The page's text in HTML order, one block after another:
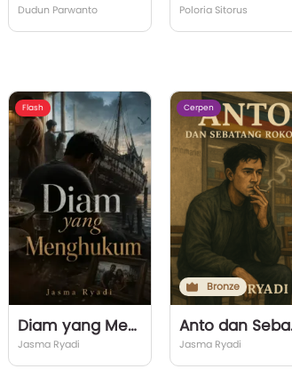
Dudun Parwanto Poloria Sitorus
Flash
Diam yang Menghukum
Jasma Ryadi
Cerpen
Bronze
Jasma Ryadi